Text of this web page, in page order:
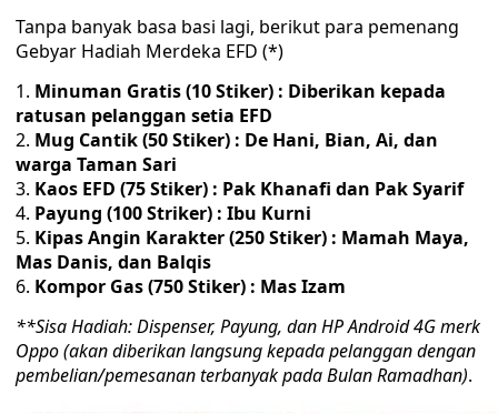
Tanpa banyak basa basi lagi, berikut para pemenang
Gebyar Hadiah Merdeka EFD (*)
Minuman Gratis (10 Stiker) : Diberikan kepada
ratusan pelanggan setia EFD
Mug Cantik (50 Stiker) : De Hani, Bian, Ai, dan
warga Taman Sari
Kaos EFD (75 Stiker) : Pak Khanafi dan Pak Syarif
Payung (100 Striker) : Ibu Kurni
Kipas Angin Karakter (250 Stiker) : Mamah Maya,
Mas Danis, dan Balqis
Kompor Gas (750 Stiker) : Mas Izam
**Sisa Hadiah: Dispenser, Payung, dan HP Android 4G merk
Oppo (akan diberikan langsung kepada pelanggan dengan
pembelian/pemesanan terbanyak pada Bulan Ramadhan).